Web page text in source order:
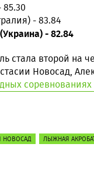
- 83.84
- 82.84
стала второй на
Новосад,
НОВОСАД ЛЫЖНАЯ